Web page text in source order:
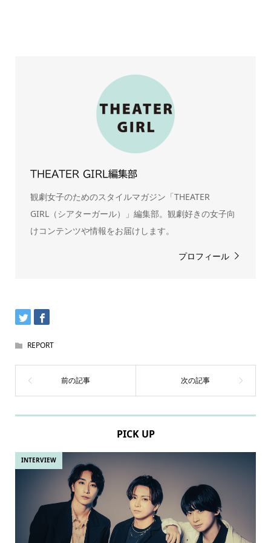
THEATER GIRL編集部
観劇女子のためのスタイルマガジン「THEATER
GIRL（シアターガール）」編集部。観劇好きの女子向
けコンテンツや情報をお届けします。
プロフィール
REPORT
PICK UP
INTERVIEW